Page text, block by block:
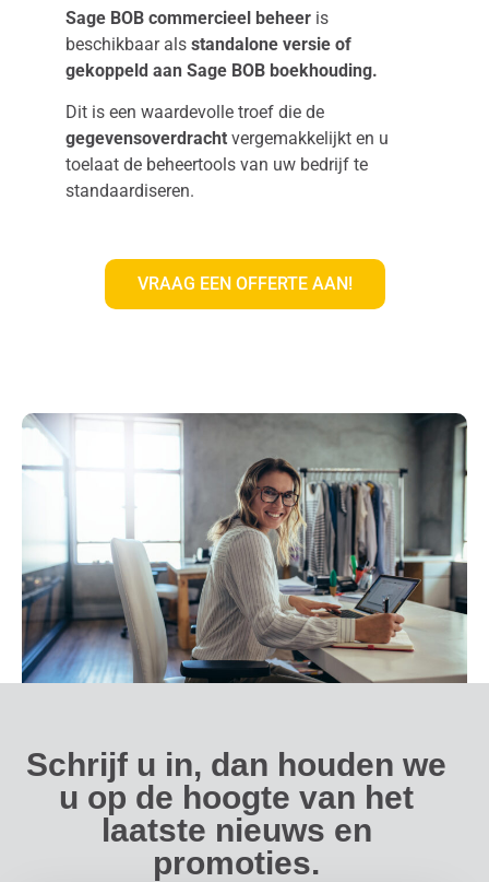
Sage BOB commercieel beheer is
beschikbaar als standalone versie of
gekoppeld aan Sage BOB boekhouding.
Dit is een waardevolle troef die de
gegevensoverdracht vergemakkelijkt en u
toelaat de beheertools van uw bedrijf te
standaardiseren.
VRAAG EEN OFFERTE AAN!
Schrijf u in, dan houden we
u op de hoogte van het
laatste nieuws en
promoties.